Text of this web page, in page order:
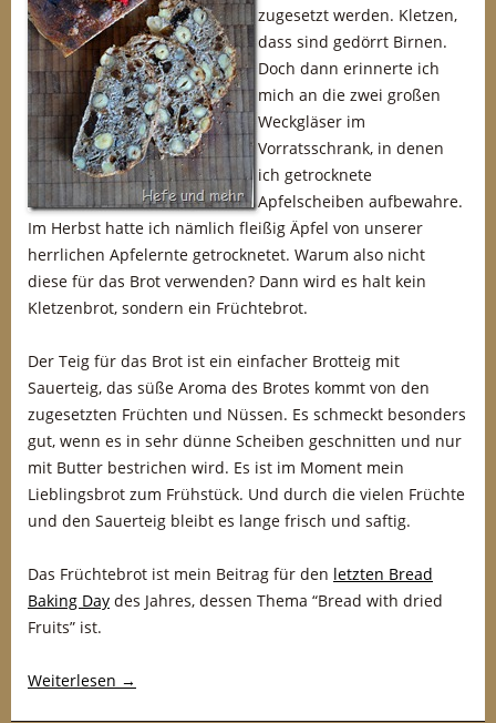
zugesetzt werden. Kletzen,
dass sind gedörrt Birnen.
Doch dann erinnerte ich
mich an die zwei großen
Weckgläser im
Vorratsschrank, in denen
ich getrocknete
Apfelscheiben aufbewahre.
Im Herbst hatte ich nämlich fleißig Äpfel von unserer
herrlichen Apfelernte getrocknetet. Warum also nicht
diese für das Brot verwenden? Dann wird es halt kein
Kletzenbrot, sondern ein Früchtebrot.
Der Teig für das Brot ist ein einfacher Brotteig mit
Sauerteig, das süße Aroma des Brotes kommt von den
zugesetzten Früchten und Nüssen. Es schmeckt besonders
gut, wenn es in sehr dünne Scheiben geschnitten und nur
mit Butter bestrichen wird. Es ist im Moment mein
Lieblingsbrot zum Frühstück. Und durch die vielen Früchte
und den Sauerteig bleibt es lange frisch und saftig.
Das Früchtebrot ist mein Beitrag für den letzten Bread
Baking Day des Jahres, dessen Thema “Bread with dried
Fruits” ist.
Weiterlesen →